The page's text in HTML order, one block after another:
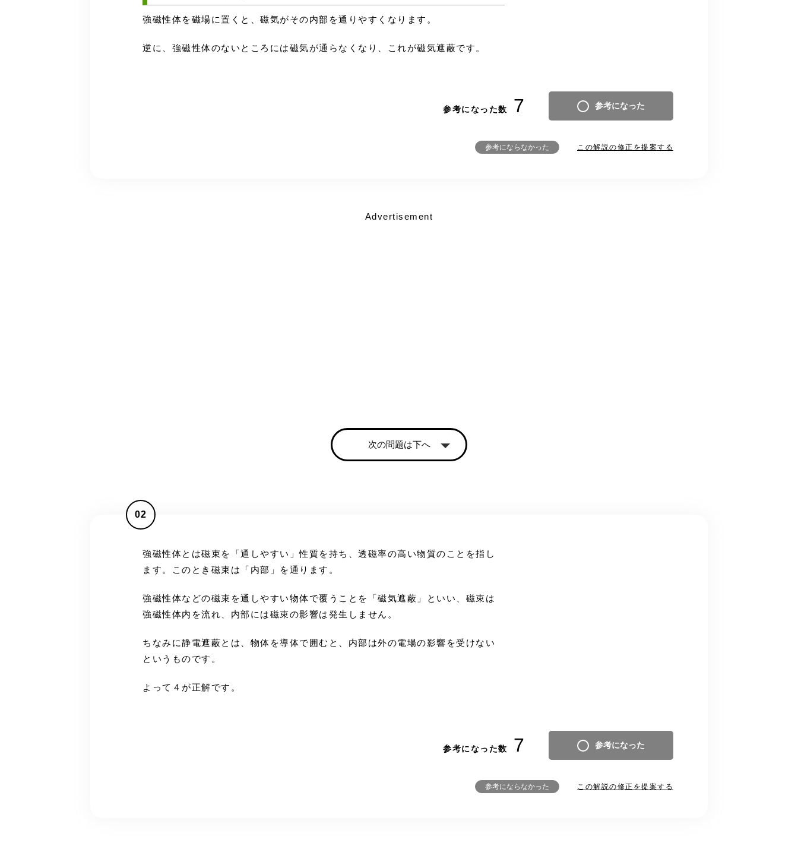
強磁性体を磁場に置くと、磁気がその内部を通りやすくなります。
逆に、強磁性体のないところには磁気が通らなくなり、これが磁気遮蔽です。
参考になった数 7 参考になった
参考にならなかった この解説の修正を提案する
Advertisement
次の問題は下へ
02
強磁性体とは磁束を「通しやすい」性質を持ち、透磁率の高い物質のことを指し
ます。このとき磁束は「内部」を通ります。
強磁性体などの磁束を通しやすい物体で覆うことを「磁気遮蔽」といい、磁束は
強磁性体内を流れ、内部には磁束の影響は発生しません。
ちなみに静電遮蔽とは、物体を導体で囲むと、内部は外の電場の影響を受けない
というものです。
よって４が正解です。
参考になった数 7 参考になった
参考にならなかった この解説の修正を提案する